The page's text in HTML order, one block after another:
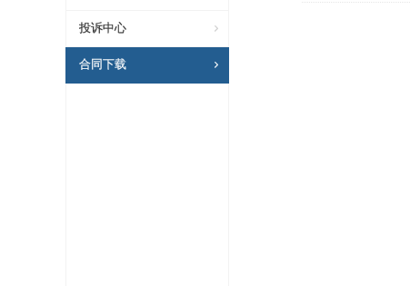
投诉中心
合同下载